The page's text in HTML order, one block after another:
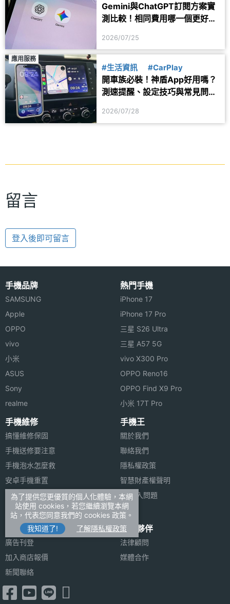
Gemini與ChatGPT訂閱方案實
測比較！相同費用哪一個更好
2026/07/25
應用服務
#生活資訊 #CarPlay
開車族必裝！神盾App好用嗎？
測速提醒、設定技巧與常見問題
2026/07/28
留言
登入後即可留言
手機品牌
SAMSUNG
Apple
OPPO
vivo
小米
ASUS
Sony
realme
熱門手機
iPhone 17
iPhone 17 Pro
三星 S26 Ultra
三星 A57 5G
vivo X300 Pro
OPPO Reno16
OPPO Find X9 Pro
小米 17T Pro
手機維修
搞懂維修保固
手機送修要注意
手機泡水怎麼救
安卓手機重置
蘋果安卓跳槽
安卓資料轉移
手機王
關於我們
聯絡我們
隱私權政策
智慧財產權聲明
FB登入問題
合作聯絡
廣告刊登
加入商店報價
新聞聯絡
合作夥伴
法律顧問
媒體合作
為了提供您更優質的個人化體驗，本網
站使用 cookies，若您繼續瀏覽本網
站，代表您同意我們的 cookies 政策。
我知道了!
了解隱私權政策